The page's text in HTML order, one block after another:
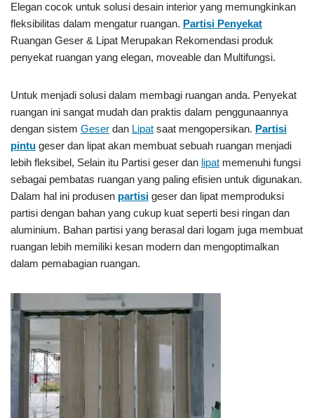
Elegan cocok untuk solusi desain interior yang memungkinkan
fleksibilitas dalam mengatur ruangan. Partisi Penyekat
Ruangan Geser & Lipat Merupakan Rekomendasi produk
penyekat ruangan yang elegan, moveable dan Multifungsi.
Untuk menjadi solusi dalam membagi ruangan anda. Penyekat
ruangan ini sangat mudah dan praktis dalam penggunaannya
dengan sistem Geser dan Lipat saat mengopersikan. Partisi
pintu geser dan lipat akan membuat sebuah ruangan menjadi
lebih fleksibel, Selain itu Partisi geser dan lipat memenuhi fungsi
sebagai pembatas ruangan yang paling efisien untuk digunakan.
Dalam hal ini produsen partisi geser dan lipat memproduksi
partisi dengan bahan yang cukup kuat seperti besi ringan dan
aluminium. Bahan partisi yang berasal dari logam juga membuat
ruangan lebih memiliki kesan modern dan mengoptimalkan
dalam pemabagian ruangan.